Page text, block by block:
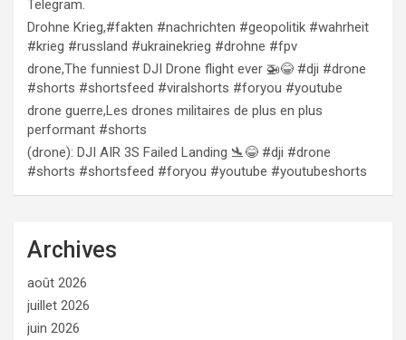
Telegram.
Drohne Krieg,#fakten #nachrichten #geopolitik #wahrheit
#krieg #russland #ukrainekrieg #drohne #fpv
drone,The funniest DJI Drone flight ever 🚁😂 #dji #drone
#shorts #shortsfeed #viralshorts #foryou #youtube
drone guerre,Les drones militaires de plus en plus
performant #shorts
(drone): DJI AIR 3S Failed Landing 🛬😂 #dji #drone
#shorts #shortsfeed #foryou #youtube #youtubeshorts
Archives
août 2026
juillet 2026
juin 2026